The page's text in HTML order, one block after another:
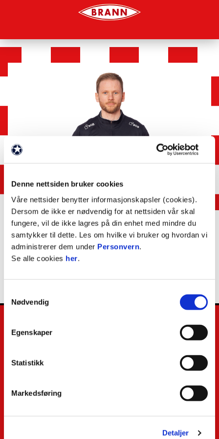
Denne nettsiden bruker cookies
Våre nettsider benytter informasjonskapsler (cookies).
Dersom de ikke er nødvendig for at nettsiden vår skal
fungere, vil de ikke lagres på din enhet med mindre du
samtykker til dette. Les om hvilke vi bruker og hvordan vi
administrerer dem under Personvern.
Se alle cookies her.
Nødvendig
Egenskaper
Statistikk
Markedsføring
Detaljer
Robert Dyvik
FYSIO
+47 55 59 85 00
Facebook Snapchat